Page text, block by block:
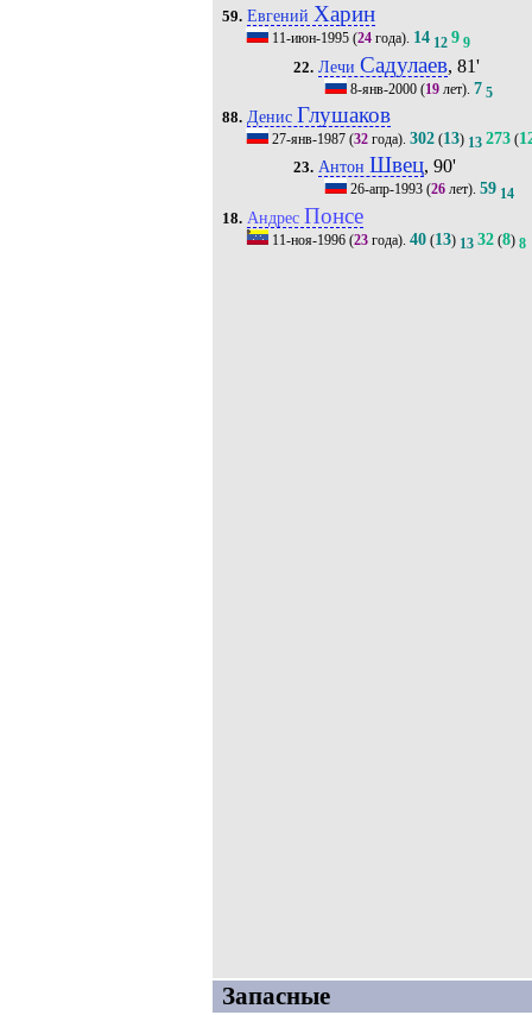
59. Евгений Харин
11-июн-1995(24года). 14 12 9 9
22. Лечи Садулаев, 81'
8-янв-2000 (19 лет).7 5
88. Денис Глушаков
27-янв-1987(32года). 302(13) 13 273(
23. Антон Швец, 90'
26-апр-1993 (26 лет).59 14
18. Андрес Понсе
11-ноя-1996(23года). 40(13) 13 32(8) 8
Запасные